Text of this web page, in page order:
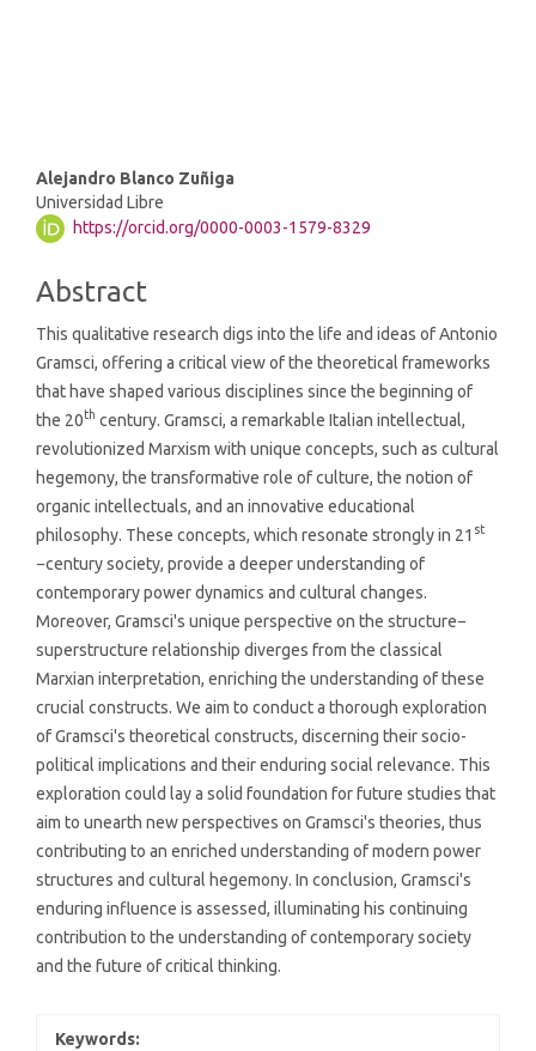
Main
Article
Content
Alejandro Blanco Zuñiga
Universidad Libre
https://orcid.org/0000-0003-1579-8329
Abstract
This qualitative research digs into the life and ideas of Antonio
Gramsci, offering a critical view of the theoretical frameworks
that have shaped various disciplines since the beginning of
the 20th century. Gramsci, a remarkable Italian intellectual,
revolutionized Marxism with unique concepts, such as cultural
hegemony, the transformative role of culture, the notion of
organic intellectuals, and an innovative educational
philosophy. These concepts, which resonate strongly in 21 st
−century society, provide a deeper understanding of
contemporary power dynamics and cultural changes.
Moreover, Gramsci's unique perspective on the structure−
superstructure relationship diverges from the classical
Marxian interpretation, enriching the understanding of these
crucial constructs. We aim to conduct a thorough exploration
of Gramsci's theoretical constructs, discerning their socio-
political implications and their enduring social relevance. This
exploration could lay a solid foundation for future studies that
aim to unearth new perspectives on Gramsci's theories, thus
contributing to an enriched understanding of modern power
structures and cultural hegemony. In conclusion, Gramsci's
enduring influence is assessed, illuminating his continuing
contribution to the understanding of contemporary society
and the future of critical thinking.
Keywords: